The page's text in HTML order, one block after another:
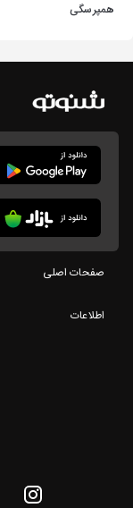
همپرسگی
صفحات اصلی
اطلاعات